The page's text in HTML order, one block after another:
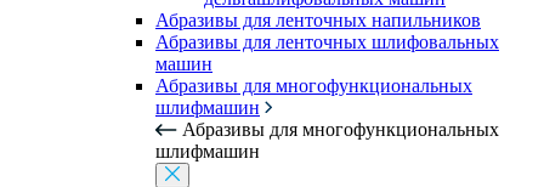
Абразивы для ленточных напильников
Абразивы для ленточных шлифовальных
машин
Абразивы для многофункциональных
шлифмашин
Абразивы для многофункциональных
шлифмашин